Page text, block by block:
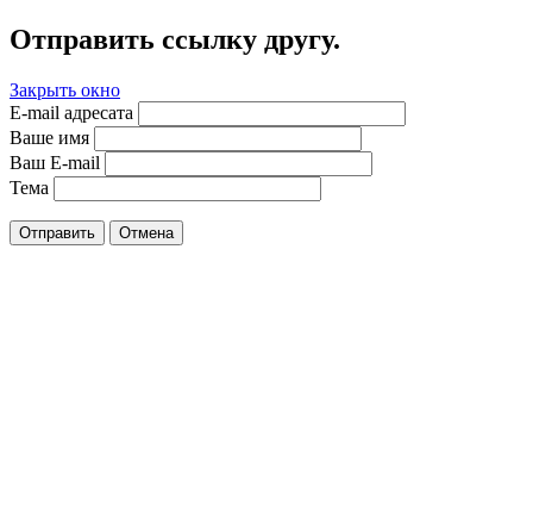
Отправить ссылку другу.
Закрыть окно
E-mail адресата
Ваше имя
Ваш E-mail
Тема
Отправить Отмена